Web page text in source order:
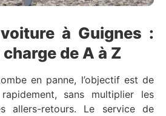
à Guignes :
de A à Z
en panne, l’objectif est de
sans multiplier les
allers-retours. Le service de